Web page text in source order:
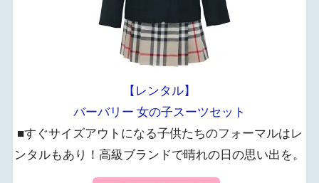
【レンタル】
バーバリー 女の子スーツセット
■すぐサイズアウトになる子供たちのフォーマルはレ
ンタルもあり！高級ブランドで晴れの日の思い出を。